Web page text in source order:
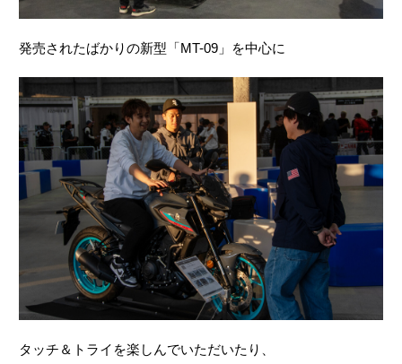
発売されたばかりの新型「MT-09」を中心に
タッチ＆トライを楽しんでいただいたり、